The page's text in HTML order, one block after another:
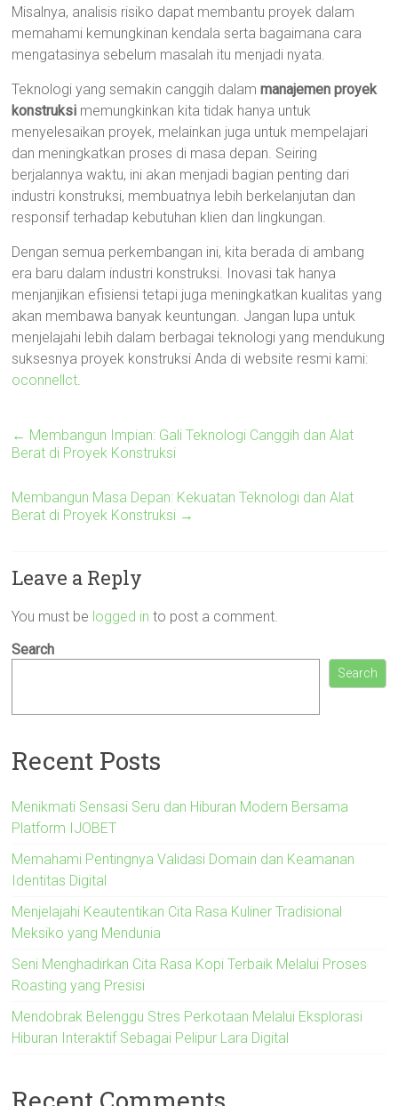
Misalnya, analisis risiko dapat membantu proyek dalam
memahami kemungkinan kendala serta bagaimana cara
mengatasinya sebelum masalah itu menjadi nyata.
Teknologi yang semakin canggih dalammanajemen proyek
konstruksi memungkinkan kita tidak hanya untuk
menyelesaikan proyek, melainkan juga untuk mempelajari
dan meningkatkan proses di masa depan. Seiring
berjalannya waktu, ini akan menjadi bagian penting dari
industri konstruksi, membuatnya lebih berkelanjutan dan
responsif terhadap kebutuhan klien dan lingkungan.
Dengan semua perkembangan ini, kita berada di ambang
era baru dalam industri konstruksi. Inovasi tak hanya
menjanjikan efisiensi tetapi juga meningkatkan kualitas yang
akan membawa banyak keuntungan. Jangan lupa untuk
menjelajahi lebih dalam berbagai teknologi yang mendukung
suksesnya proyek konstruksi Anda di website resmi kami:
oconnellct.
← Membangun Impian: Gali Teknologi Canggih dan Alat
Berat di Proyek Konstruksi
Membangun Masa Depan: Kekuatan Teknologi dan Alat
Berat di Proyek Konstruksi →
Leave a Reply
You must be logged in to post a comment.
Search
Search
Recent Posts
Menikmati Sensasi Seru dan Hiburan Modern Bersama
Platform IJOBET
Memahami Pentingnya Validasi Domain dan Keamanan
Identitas Digital
Menjelajahi Keautentikan Cita Rasa Kuliner Tradisional
Meksiko yang Mendunia
Seni Menghadirkan Cita Rasa Kopi Terbaik Melalui Proses
Roasting yang Presisi
Mendobrak Belenggu Stres Perkotaan Melalui Eksplorasi
Hiburan Interaktif Sebagai Pelipur Lara Digital